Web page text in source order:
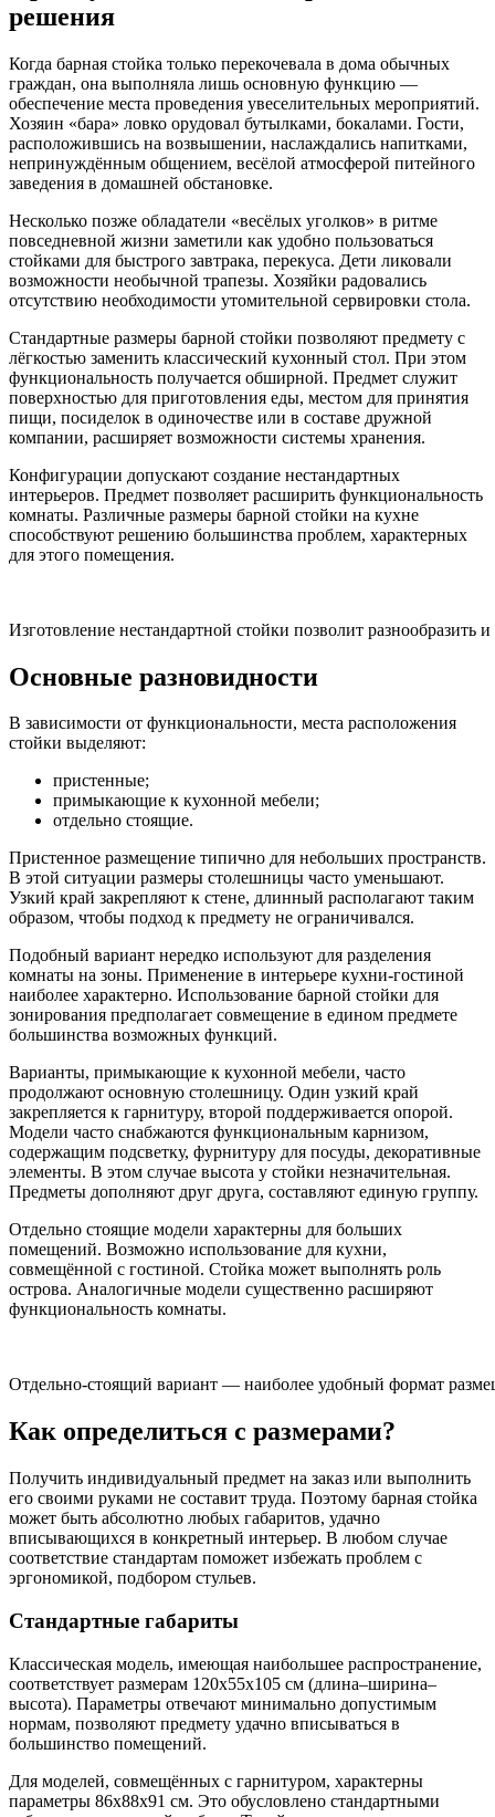
решения
Когда барная стойка только перекочевала в дома обычных
граждан, она выполняла лишь основную функцию —
обеспечение места проведения увеселительных мероприятий.
Хозяин «бара» ловко орудовал бутылками, бокалами. Гости,
расположившись на возвышении, наслаждались напитками,
непринуждённым общением, весёлой атмосферой питейного
заведения в домашней обстановке.
Несколько позже обладатели «весёлых уголков» в ритме
повседневной жизни заметили как удобно пользоваться
стойками для быстрого завтрака, перекуса. Дети ликовали
возможности необычной трапезы. Хозяйки радовались
отсутствию необходимости утомительной сервировки стола.
Стандартные размеры барной стойки позволяют предмету с
лёгкостью заменить классический кухонный стол. При этом
функциональность получается обширной. Предмет служит
поверхностью для приготовления еды, местом для принятия
пищи, посиделок в одиночестве или в составе дружной
компании, расширяет возможности системы хранения.
Конфигурации допускают создание нестандартных
интерьеров. Предмет позволяет расширить функциональность
комнаты. Различные размеры барной стойки на кухне
способствуют решению большинства проблем, характерных
для этого помещения.
Изготовление нестандартной стойки позволит разнообразить
Основные разновидности
В зависимости от функциональности, места расположения
стойки выделяют:
пристенные;
примыкающие к кухонной мебели;
отдельно стоящие.
Пристенное размещение типично для небольших пространств.
В этой ситуации размеры столешницы часто уменьшают.
Узкий край закрепляют к стене, длинный располагают таким
образом, чтобы подход к предмету не ограничивался.
Подобный вариант нередко используют для разделения
комнаты на зоны. Применение в интерьере кухни-гостиной
наиболее характерно. Использование барной стойки для
зонирования предполагает совмещение в едином предмете
большинства возможных функций.
Варианты, примыкающие к кухонной мебели, часто
продолжают основную столешницу. Один узкий край
закрепляется к гарнитуру, второй поддерживается опорой.
Модели часто снабжаются функциональным карнизом,
содержащим подсветку, фурнитуру для посуды, декоративные
элементы. В этом случае высота у стойки незначительная.
Предметы дополняют друг друга, составляют единую группу.
Отдельно стоящие модели характерны для больших
помещений. Возможно использование для кухни,
совмещённой с гостиной. Стойка может выполнять роль
острова. Аналогичные модели существенно расширяют
функциональность комнаты.
Отдельно-стоящий вариант — наиболее удобный формат
Как определиться с размерами?
Получить индивидуальный предмет на заказ или выполнить
его своими руками не составит труда. Поэтому барная стойка
может быть абсолютно любых габаритов, удачно
вписывающихся в конкретный интерьер. В любом случае
соответствие стандартам поможет избежать проблем с
эргономикой, подбором стульев.
Стандартные габариты
Классическая модель, имеющая наибольшее распространение,
соответствует размерам 120х55х105 см (длина–ширина–
высота). Параметры отвечают минимально допустимым
нормам, позволяют предмету удачно вписываться в
большинство помещений.
Для моделей, совмещённых с гарнитуром, характерны
параметры 86х88х91 см. Это обусловлено стандартными